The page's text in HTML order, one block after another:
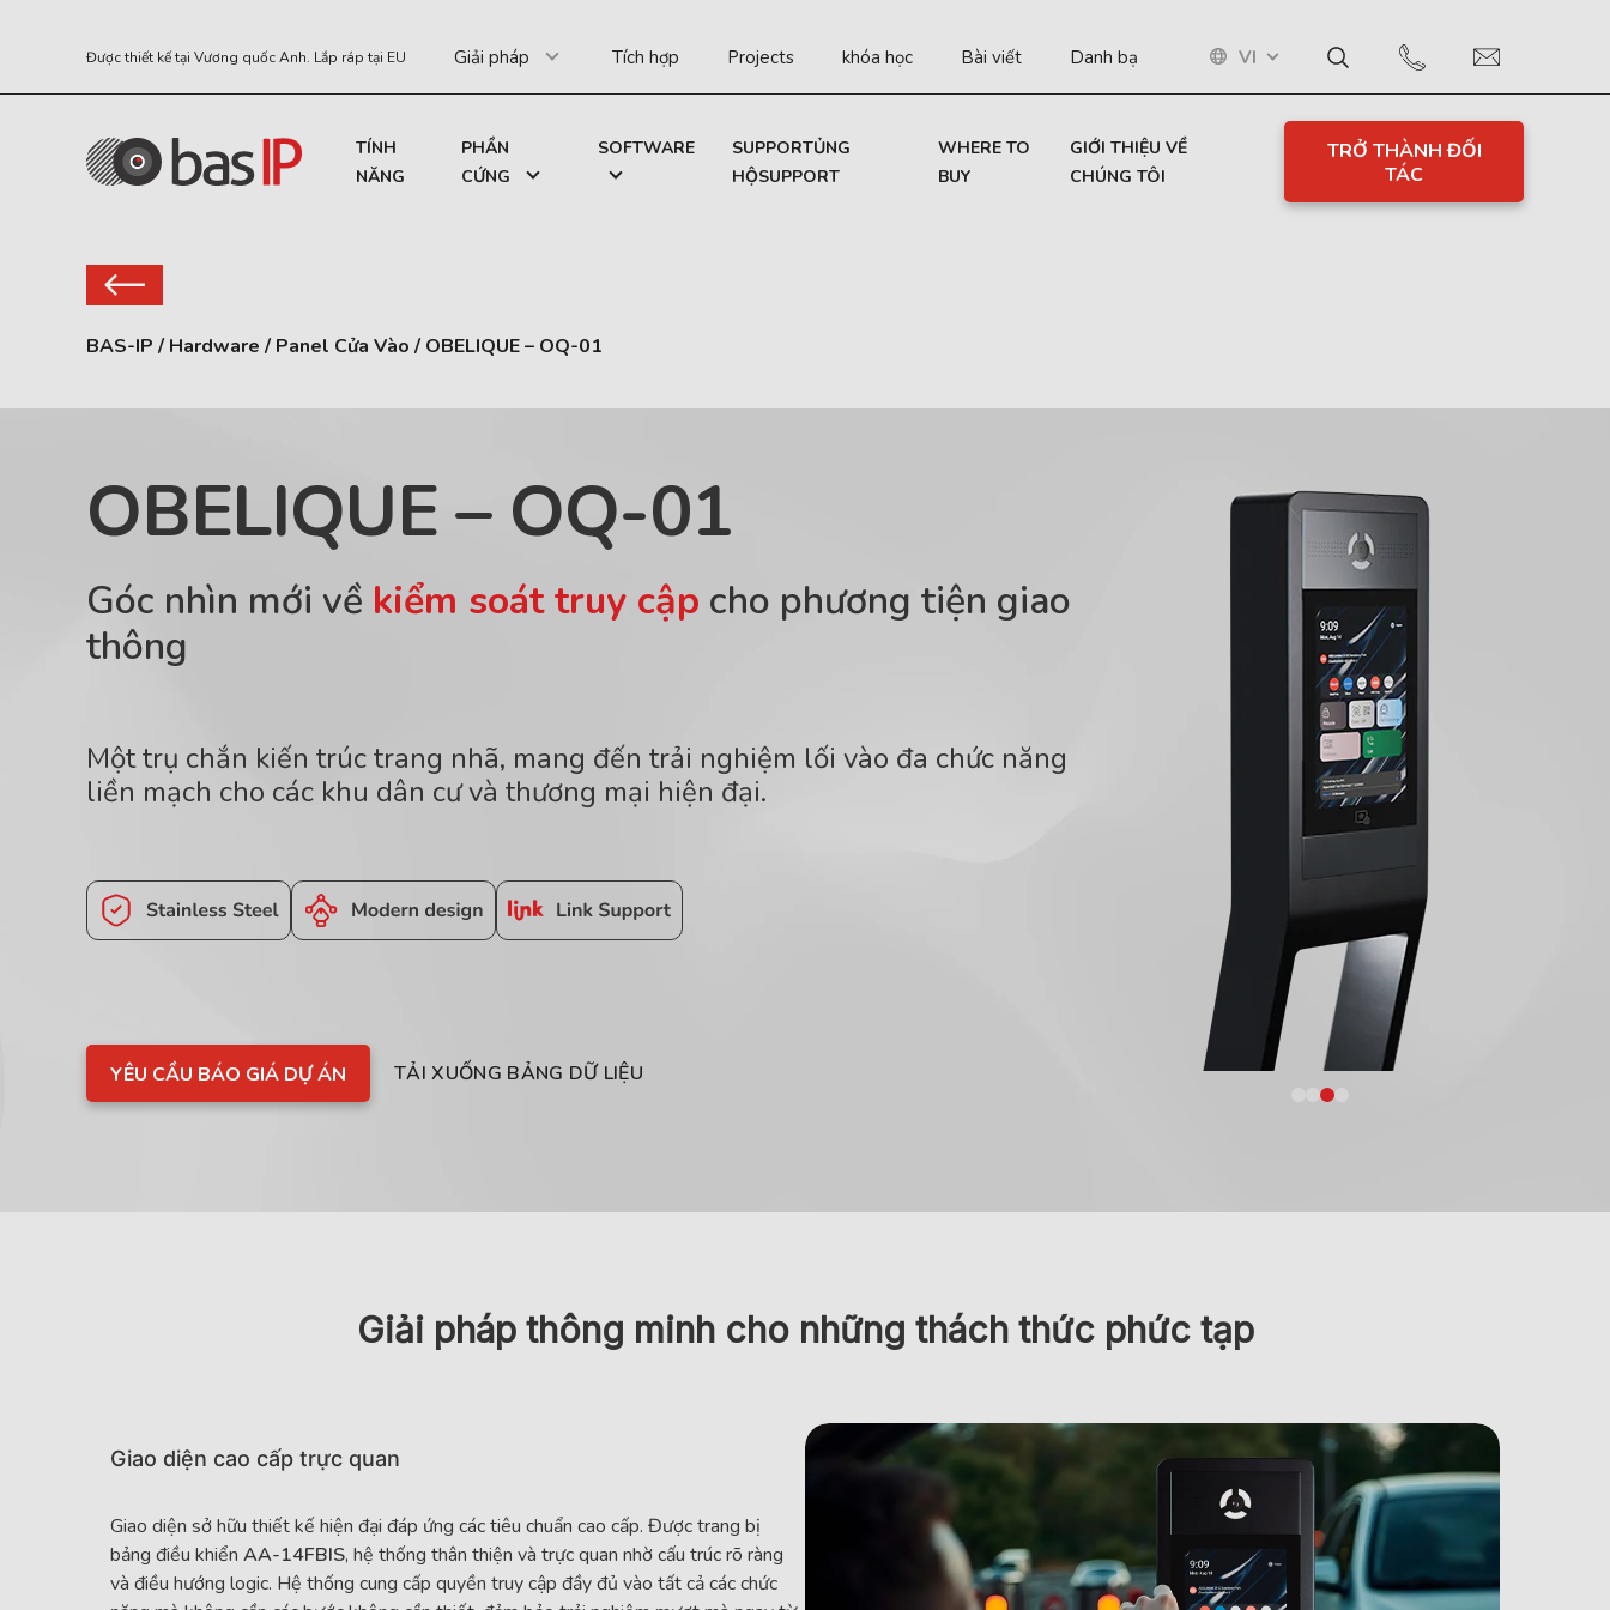
Được thiết kế tại Vương quốc Anh. Lắp ráp tại EU Giải pháp Tích hợp Projects khóa học Bài viết Danh bạ VI
TÍNH
NĂNG
PHẦN
CỨNG
SOFTWARE
SUPPORTỦNG
HỘSUPPORT
WHERE TO
BUY
GIỚI THIỆU VỀ
CHÚNG TÔI
TRỞ THÀNH ĐỐI
TÁC
BAS-IP / Hardware / Panel Cửa Vào / OBELIQUE – OQ-01
OBELIQUE – OQ-01
Góc nhìn mới về kiểm soát truy cập cho phương tiện giao
thông
Một trụ chắn kiến ​​trúc trang nhã, mang đến trải nghiệm lối vào đa chức năng
liền mạch cho các khu dân cư và thương mại hiện đại.
YÊU CẦU BÁO GIÁ DỰ ÁN TẢI XUỐNG BẢNG DỮ LIỆU
Giải pháp thông minh cho những thách thức phức tạp
Giao diện cao cấp trực quan
Giao diện sở hữu thiết kế hiện đại đáp ứng các tiêu chuẩn cao cấp. Được trang bị
bảng điều khiển AA-14FBIS, hệ thống thân thiện và trực quan nhờ cấu trúc rõ ràng
và điều hướng logic. Hệ thống cung cấp quyền truy cập đầy đủ vào tất cả các chức